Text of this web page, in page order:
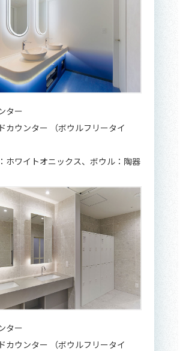
ター
カウンター （ボウルフリータイ
ホワイトオニックス、ボウル：陶器
ター
カウンター （ボウルフリータイ